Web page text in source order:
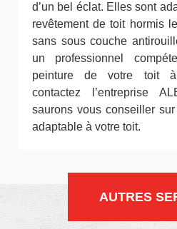
d’un bel éclat. Elles sont
revêtement de toit hormis
sans sous couche
un professionnel
peinture de votre toit à
contactez l’entreprise
saurons vous conseiller
adaptable à votre toit.
AUTRES